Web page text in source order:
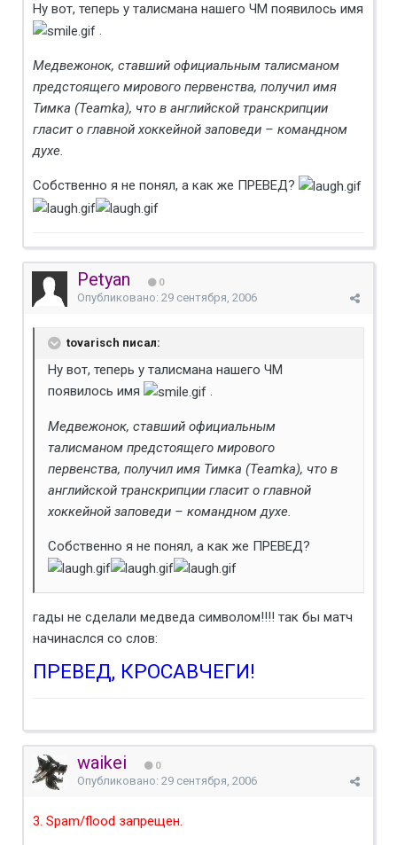
Ну вот, теперь у талисмана нашего ЧМ появилось имя
.
Медвежонок, ставший официальным талисманом
предстоящего мирового первенства, получил имя
Тимка (Teamka), что в английской транскрипции
гласит о главной хоккейной заповеди – командном
духе.
Собственно я не понял, а как же ПРЕВЕД?
Petyan 0
Опубликовано: 29 сентября, 2006
tovarisch писал:
Ну вот, теперь у талисмана нашего ЧМ
появилось имя
.
Медвежонок, ставший официальным
талисманом предстоящего мирового
первенства, получил имя Тимка (Teamka), что в
английской транскрипции гласит о главной
хоккейной заповеди – командном духе.
Собственно я не понял, а как же ПРЕВЕД?
гады не сделали медведа символом!!!! так бы матч
начинаслся со слов:
ПРЕВЕД, КРОСАВЧЕГИ!
waikei 0
Опубликовано: 29 сентября, 2006
3. Spam/flood запрещен.